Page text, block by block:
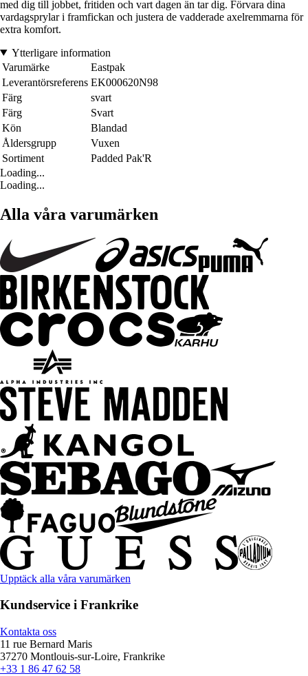
med dig till jobbet, fritiden och vart dagen än tar dig. Förvara dina
vardagsprylar i framfickan och justera de vadderade axelremmarna för
extra komfort.
Ytterligare information
Varumärke
Eastpak
Leverantörsreferens EK000620N98
Färg
svart
Färg
Svart
Kön
Blandad
Åldersgrupp
Vuxen
Sortiment
Padded Pak'R
Loading...
Loading...
Alla våra varumärken
Upptäck alla våra varumärken
Kundservice i Frankrike
Kontakta oss
11 rue Bernard Maris
37270 Montlouis-sur-Loire, Frankrike
+33 1 86 47 62 58